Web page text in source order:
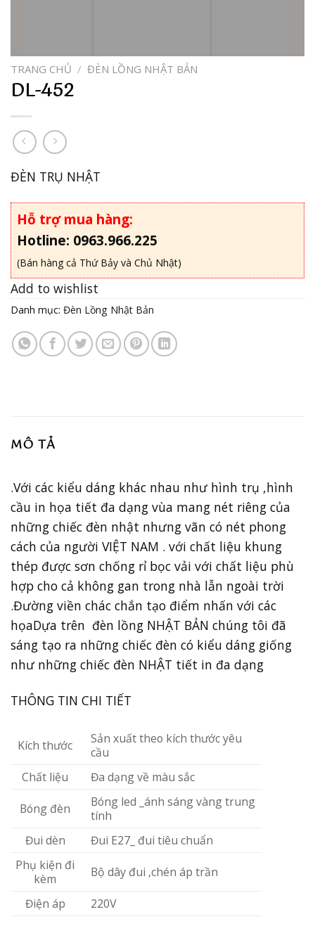
TRANG CHỦ / ĐÈN LỒNG NHẬT BẢN
DL-452
ĐÈN TRỤ NHẬT
Hỗ trợ mua hàng:
Hotline: 0963.966.225
(Bán hàng cả Thứ Bảy và Chủ Nhật)
Add to wishlist
Danh mục: Đèn Lồng Nhật Bản
MÔ TẢ
.Với các kiểu dáng khác nhau như hình trụ ,hình
cầu in họa tiết đa dạng vùa mang nét riêng của
những chiếc đèn nhật nhưng vãn có nét phong
cách của người VIỆT NAM . với chất liệu khung
thép được sơn chống rỉ bọc vải với chất liệu phù
hợp cho cả không gan trong nhà lẫn ngoài trời
.Đường viền chác chắn tạo điểm nhấn với các
họaDựa trên đèn lồng NHẬT BẢN chúng tôi đã
sáng tạo ra những chiếc đèn có kiểu dáng giống
như những chiếc đèn NHẬT tiết in đa dạng
THÔNG TIN CHI TIẾT
Kích thước
Sản xuất theo kích thước yêu
cầu
Chất liệu
Đa dạng về màu sắc
Bóng đèn
Bóng led _ánh sáng vàng trung
tính
Đui dèn
Đui E27_ đui tiêu chuẩn
Phụ kiện đi
kèm
Bộ dây đui ,chén áp trần
Điện áp 220V